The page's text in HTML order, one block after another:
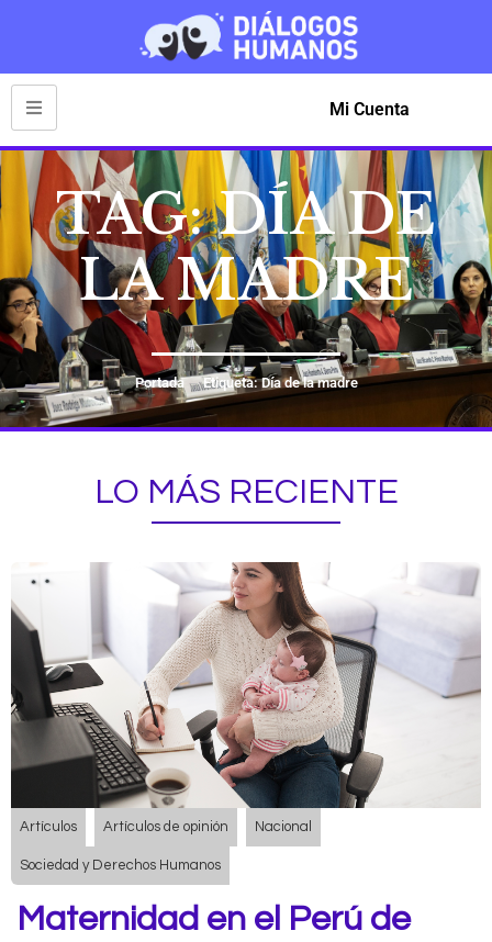
Mi Cuenta
TAG: DÍA DE
LA MADRE
Portada Etiqueta: Día de la madre
LO MÁS RECIENTE
Artículos Artículos de opinión Nacional
Sociedad y Derechos Humanos
Maternidad en el Perú de